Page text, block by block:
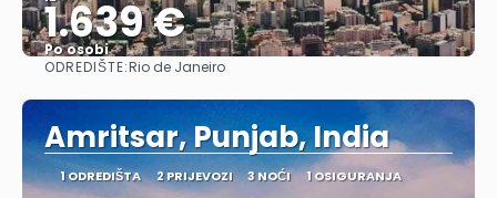
1.639 €
Po osobi
ODREDIŠTE:Rio de Janeiro
Amritsar, Punjab, India
1 ODREDIŠTA 2 PRIJEVOZI 3 NOĆI 1 OSIGURANJA